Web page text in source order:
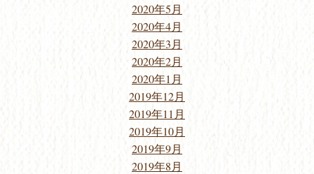
2020年5月
2020年4月
2020年3月
2020年2月
2020年1月
2019年12月
2019年11月
2019年10月
2019年9月
2019年8月